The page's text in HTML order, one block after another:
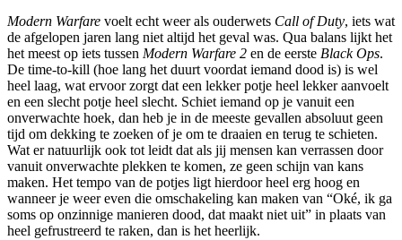
Modern Warfare voelt echt weer als ouderwets Call of Duty, iets wat
de afgelopen jaren lang niet altijd het geval was. Qua balans lijkt het
het meest op iets tussen Modern Warfare 2 en de eerste Black Ops.
De time-to-kill (hoe lang het duurt voordat iemand dood is) is wel
heel laag, wat ervoor zorgt dat een lekker potje heel lekker aanvoelt
en een slecht potje heel slecht. Schiet iemand op je vanuit een
onverwachte hoek, dan heb je in de meeste gevallen absoluut geen
tijd om dekking te zoeken of je om te draaien en terug te schieten.
Wat er natuurlijk ook tot leidt dat als jij mensen kan verrassen door
vanuit onverwachte plekken te komen, ze geen schijn van kans
maken. Het tempo van de potjes ligt hierdoor heel erg hoog en
wanneer je weer even die omschakeling kan maken van “Oké, ik ga
soms op onzinnige manieren dood, dat maakt niet uit” in plaats van
heel gefrustreerd te raken, dan is het heerlijk.